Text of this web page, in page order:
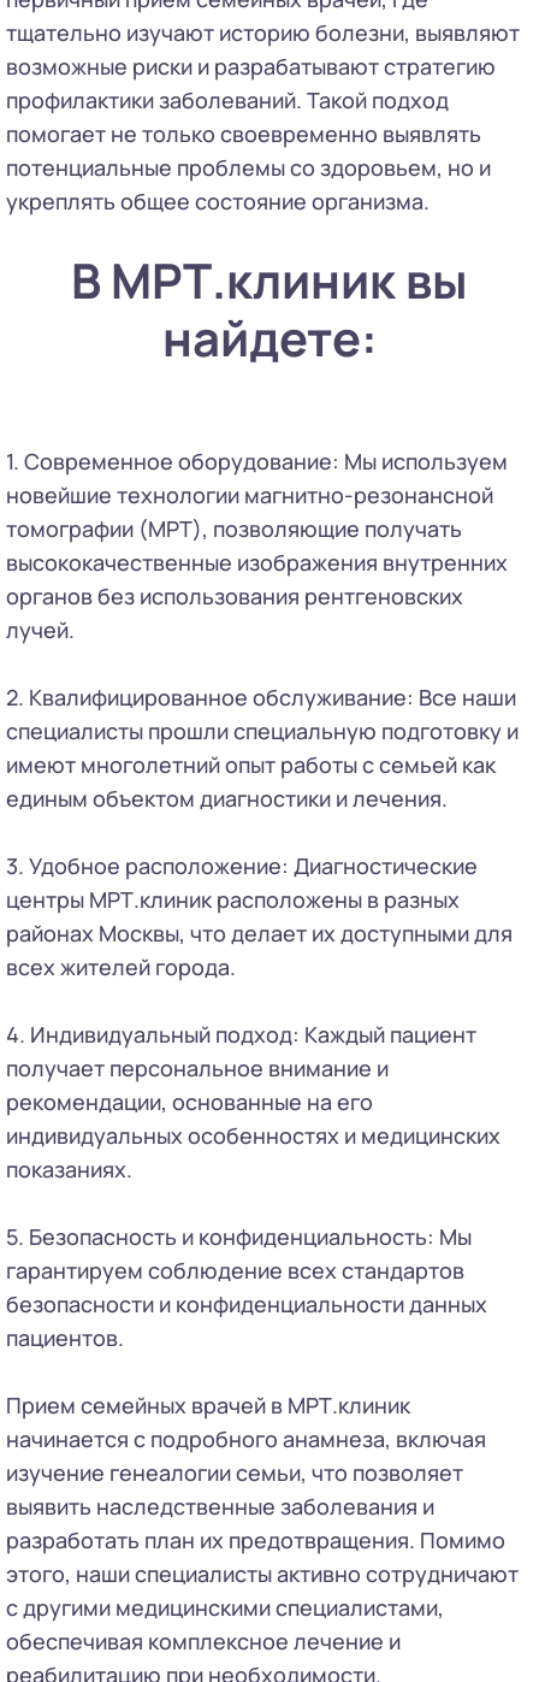
тщательно изучают историю болезни, выявляют
возможные риски и разрабатывают стратегию
профилактики заболеваний. Такой подход
помогает не только своевременно выявлять
потенциальные проблемы со здоровьем, но и
укреплять общее состояние организма.
В МРТ.клиник вы
найдете:
1. Современное оборудование: Мы используем
новейшие технологии магнитно-резонансной
томографии (МРТ), позволяющие получать
высококачественные изображения внутренних
органов без использования рентгеновских
лучей.
2. Квалифицированное обслуживание: Все наши
специалисты прошли специальную подготовку и
имеют многолетний опыт работы с семьей как
единым объектом диагностики и лечения.
3. Удобное расположение: Диагностические
центры МРТ.клиник расположены в разных
районах Москвы, что делает их доступными для
всех жителей города.
4. Индивидуальный подход: Каждый пациент
получает персональное внимание и
рекомендации, основанные на его
индивидуальных особенностях и медицинских
показаниях.
5. Безопасность и конфиденциальность: Мы
гарантируем соблюдение всех стандартов
безопасности и конфиденциальности данных
пациентов.
Прием семейных врачей в МРТ.клиник
начинается с подробного анамнеза, включая
изучение генеалогии семьи, что позволяет
выявить наследственные заболевания и
разработать план их предотвращения. Помимо
этого, наши специалисты активно сотрудничают
с другими медицинскими специалистами,
обеспечивая комплексное лечение и
реабилитацию при необходимости.